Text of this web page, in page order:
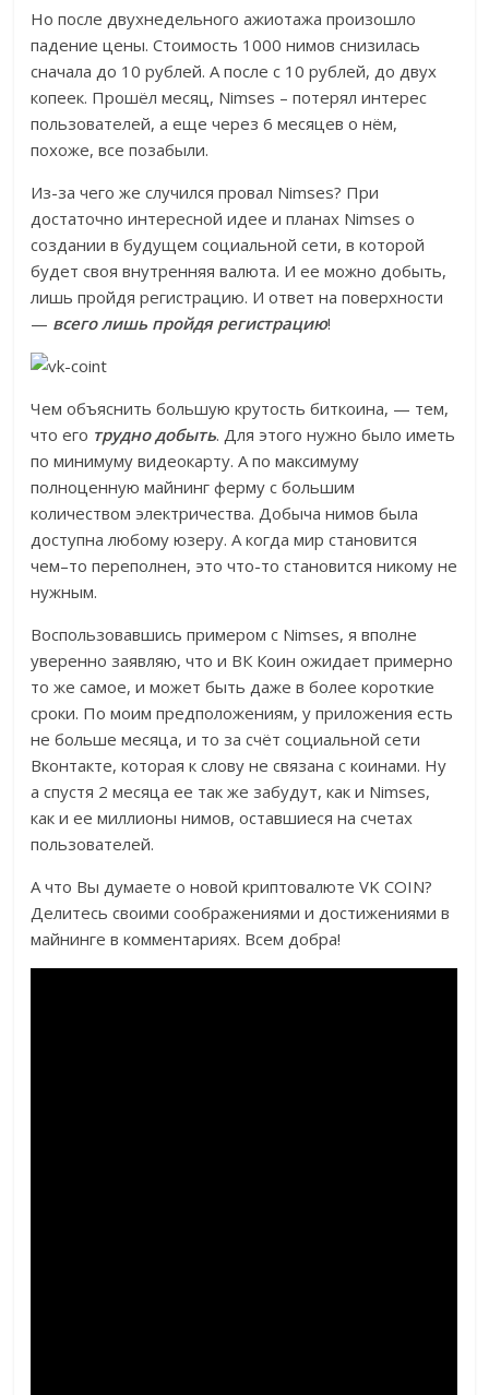
Но после двухнедельного ажиотажа произошло
падение цены. Стоимость 1000 нимов снизилась
сначала до 10 рублей. А после с 10 рублей, до двух
копеек. Прошёл месяц, Nimses – потерял интерес
пользователей, а еще через 6 месяцев о нём,
похоже, все позабыли.
Из-за чего же случился провал Nimses? При
достаточно интересной идее и планах Nimses о
создании в будущем социальной сети, в которой
будет своя внутренняя валюта. И ее можно добыть,
лишь пройдя регистрацию. И ответ на поверхности
— всего лишь пройдя регистрацию!
Чем объяснить большую крутость биткоина, — тем,
что его трудно добыть. Для этого нужно было иметь
по минимуму видеокарту. А по максимуму
полноценную майнинг ферму с большим
количеством электричества. Добыча нимов была
доступна любому юзеру. А когда мир становится
чем–то переполнен, это что-то становится никому не
нужным.
Воспользовавшись примером с Nimses, я вполне
уверенно заявляю, что и ВК Коин ожидает примерно
то же самое, и может быть даже в более короткие
сроки. По моим предположениям, у приложения есть
не больше месяца, и то за счёт социальной сети
Вконтакте, которая к слову не связана с коинами. Ну
а спустя 2 месяца ее так же забудут, как и Nimses,
как и ее миллионы нимов, оставшиеся на счетах
пользователей.
А что Вы думаете о новой криптовалюте VK COIN?
Делитесь своими соображениями и достижениями в
майнинге в комментариях. Всем добра!